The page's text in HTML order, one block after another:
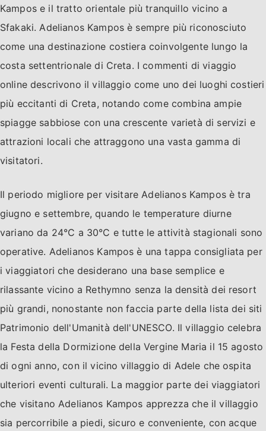
Kampos e il tratto orientale più tranquillo vicino a
Sfakaki. Adelianos Kampos è sempre più riconosciuto
come una destinazione costiera coinvolgente lungo la
costa settentrionale di Creta. I commenti di viaggio
online descrivono il villaggio come uno dei luoghi costieri
più eccitanti di Creta, notando come combina ampie
spiagge sabbiose con una crescente varietà di servizi e
attrazioni locali che attraggono una vasta gamma di
visitatori.
Il periodo migliore per visitare Adelianos Kampos è tra
giugno e settembre, quando le temperature diurne
variano da 24°C a 30°C e tutte le attività stagionali sono
operative. Adelianos Kampos è una tappa consigliata per
i viaggiatori che desiderano una base semplice e
rilassante vicino a Rethymno senza la densità dei resort
più grandi, nonostante non faccia parte della lista dei siti
Patrimonio dell'Umanità dell'UNESCO. Il villaggio celebra
la Festa della Dormizione della Vergine Maria il 15 agosto
di ogni anno, con il vicino villaggio di Adele che ospita
ulteriori eventi culturali. La maggior parte dei viaggiatori
che visitano Adelianos Kampos apprezza che il villaggio
sia percorribile a piedi, sicuro e conveniente, con acque